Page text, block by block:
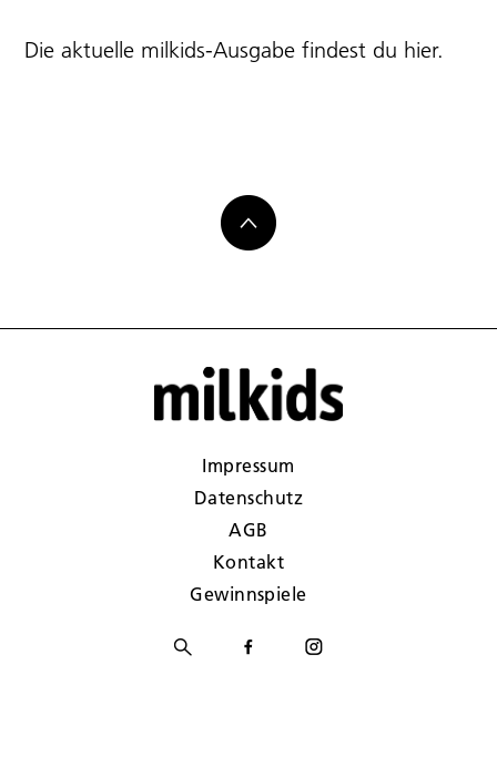
Die aktuelle milkids-Ausgabe findest du hier.
Impressum
Datenschutz
AGB
Kontakt
Gewinnspiele